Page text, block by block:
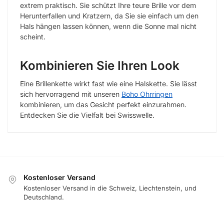
extrem praktisch. Sie schützt Ihre teure Brille vor dem
Herunterfallen und Kratzern, da Sie sie einfach um den
Hals hängen lassen können, wenn die Sonne mal nicht
scheint.
Kombinieren Sie Ihren Look
Eine Brillenkette wirkt fast wie eine Halskette. Sie lässt
sich hervorragend mit unseren Boho Ohrringen
kombinieren, um das Gesicht perfekt einzurahmen.
Entdecken Sie die Vielfalt bei Swisswelle.
Kostenloser Versand
Kostenloser Versand in die Schweiz, Liechtenstein, und
Deutschland.